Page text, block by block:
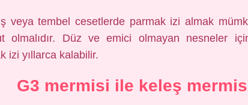
veya tembel cesetlerde parmak izi almak
olmalıdır. Düz ve emici olmayan nesneler
izi yıllarca kalabilir.
G3 mermisi ile keleş